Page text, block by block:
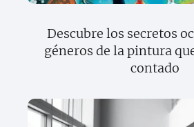
Descubre los secretos
géneros de la pintura
contado